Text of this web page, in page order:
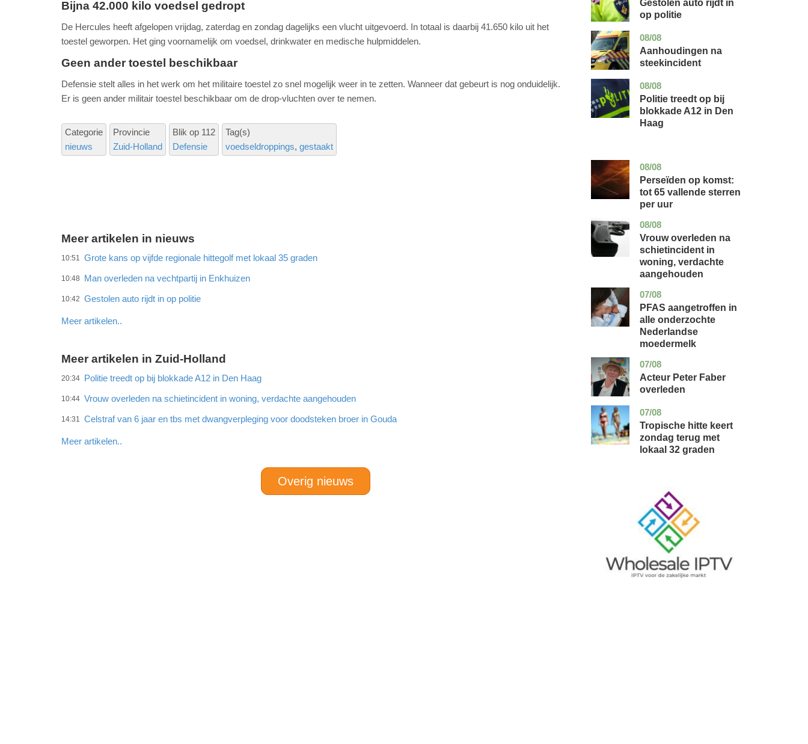
Bijna 42.000 kilo voedsel gedropt
De Hercules heeft afgelopen vrijdag, zaterdag en zondag dagelijks een vlucht uitgevoerd. In totaal is daarbij 41.650 kilo uit het
toestel geworpen. Het ging voornamelijk om voedsel, drinkwater en medische hulpmiddelen.
Geen ander toestel beschikbaar
Defensie stelt alles in het werk om het militaire toestel zo snel mogelijk weer in te zetten. Wanneer dat gebeurt is nog onduidelijk.
Er is geen ander militair toestel beschikbaar om de drop-vluchten over te nemen.
Categorie
nieuws
Provincie
Zuid-Holland
Blik op 112
Defensie
Tag(s)
voedseldroppings gestaakt
Meer artikelen in nieuws
10:51 Grote kans op vijfde regionale hittegolf met lokaal 35 graden
10:48 Man overleden na vechtpartij in Enkhuizen
10:42 Gestolen auto rijdt in op politie
Meer artikelen..
Meer artikelen in Zuid-Holland
20:34 Politie treedt op bij blokkade A12 in Den Haag
10:44 Vrouw overleden na schietincident in woning, verdachte aangehouden
14:31 Celstraf van 6 jaar en tbs met dwangverpleging voor doodsteken broer in Gouda
Meer artikelen..
Overig nieuws
Gestolen auto rijdt in
op politie
08/08
utrecht
nieuws
Aanhoudingen na
steekincident
08/08
zuid-
holland
nieuws
Politie treedt op bij
blokkade A12 in Den
Haag
08/08
utrecht
nieuws
Perseïden op komst:
tot 65 vallende sterren
per uur
08/08
zuid-
holland
nieuws
Vrouw overleden na
schietincident in
woning, verdachte
aangehouden
07/08
utrecht
gezondheid
PFAS aangetroffen in
alle onderzochte
Nederlandse
moedermelk
07/08
noord-
holland
glossy
Acteur Peter Faber
overleden
07/08
utrecht
nieuws
Tropische hitte keert
zondag terug met
lokaal 32 graden